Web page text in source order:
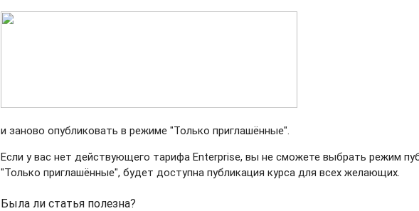
и заново опубликовать в режиме "Только приглашённые".
Если у вас нет действующего тарифа Enterprise, вы не сможете выбрать режим
"Только приглашённые", будет доступна публикация курса для всех желающих.
Была ли статья полезна?